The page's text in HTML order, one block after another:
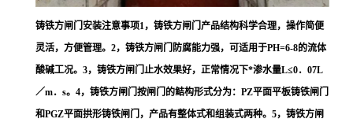
铸铁方闸门安装注意事项1，铸铁方闸门产品结构科学合理，操作简便
灵活，方便管理。2，铸铁方闸门防腐能力强，可适用于PH=6-8的流体
酸碱工况。3，铸铁方闸门止水效果好，正常情况下*渗水量L≤0．07L
／m．s。4，铸铁方闸门按闸门的鲒构形式分为：PZ平面平板铸铁闸门
和PGZ平面拱形铸铁闸门，产品有整体式和组装式两种。5，铸铁方闸